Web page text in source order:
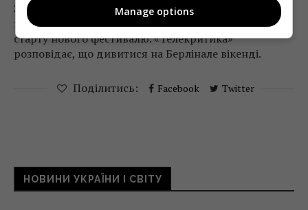
З 7 по 9 лютого в кінотеатрі «Київ» відбудеться
показ хітів торішнього Берлінале, приурочений до
старту нового фестивалю. «Телекритика»
розповідає, що дивитися на Берлінале вікенді.
Поділитись: Facebook Twitter
НОВИНИ УКРАЇНИ І СВІТУ
Manage options